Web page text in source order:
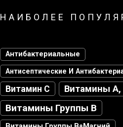
НАИБОЛЕЕ
Антибактериальные
Антисептические И
Витамин С Витамины А,
Витамины Группы В